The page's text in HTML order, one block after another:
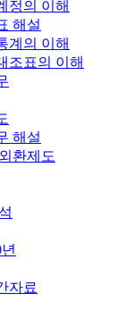
정의 이해
해설
계의 이해
조표의 이해
해설
환제도
자료